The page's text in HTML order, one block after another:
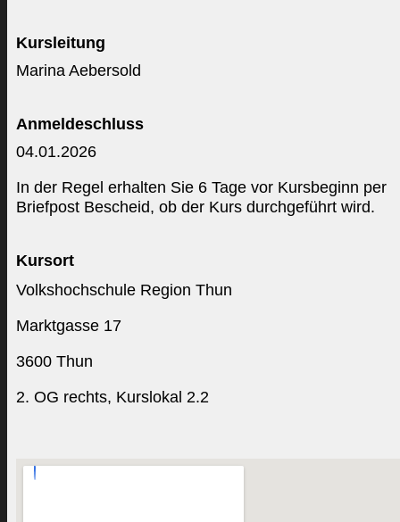
Kursleitung
Marina Aebersold
Anmeldeschluss
04.01.2026
In der Regel erhalten Sie 6 Tage vor Kursbeginn per
Briefpost Bescheid, ob der Kurs durchgeführt wird.
Kursort
Volkshochschule Region Thun
Marktgasse 17
3600 Thun
2. OG rechts, Kurslokal 2.2